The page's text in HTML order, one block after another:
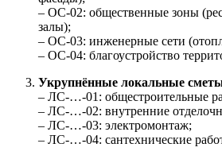
– ОС-02: общественные зоны
залы);
– ОС-03: инженерные сети
– ОС-04: благоустройство
Укрупнённые локальные
– ЛС-…-01: общестроительные
– ЛС-…-02: внутренние
– ЛС-…-03: электромонтаж;
– ЛС-…-04: сантехнические